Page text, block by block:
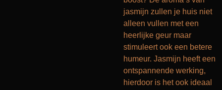
jasmijn zullen je huis niet
alleen vullen met een
heerlijke geur maar
stimuleert ook een betere
humeur. Jasmijn heeft een
ontspannende werking,
hierdoor is het ook ideaal